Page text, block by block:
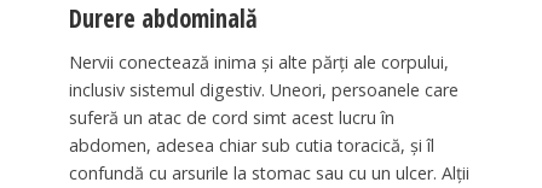
Durere abdominală
Nervii conectează inima și alte părți ale corpului,
inclusiv sistemul digestiv. Uneori, persoanele care
suferă un atac de cord simt acest lucru în
abdomen, adesea chiar sub cutia toracică, și îl
confundă cu arsurile la stomac sau cu un ulcer. Alții